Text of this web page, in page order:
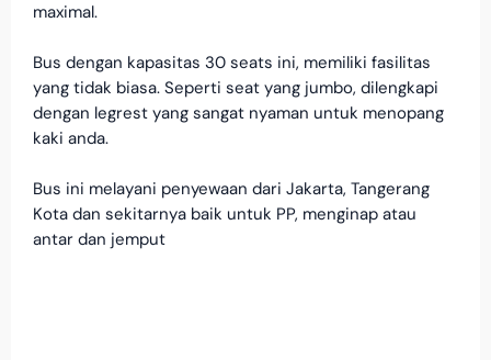
maximal.
Bus dengan kapasitas 30 seats ini, memiliki fasilitas
yang tidak biasa. Seperti seat yang jumbo, dilengkapi
dengan legrest yang sangat nyaman untuk menopang
kaki anda.
Bus ini melayani penyewaan dari Jakarta, Tangerang
Kota dan sekitarnya baik untuk PP, menginap atau
antar dan jemput